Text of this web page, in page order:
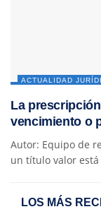
ACTUALIDAD
La
vencimiento o
Autor: Equipo de
un título valor
LOS MÁS